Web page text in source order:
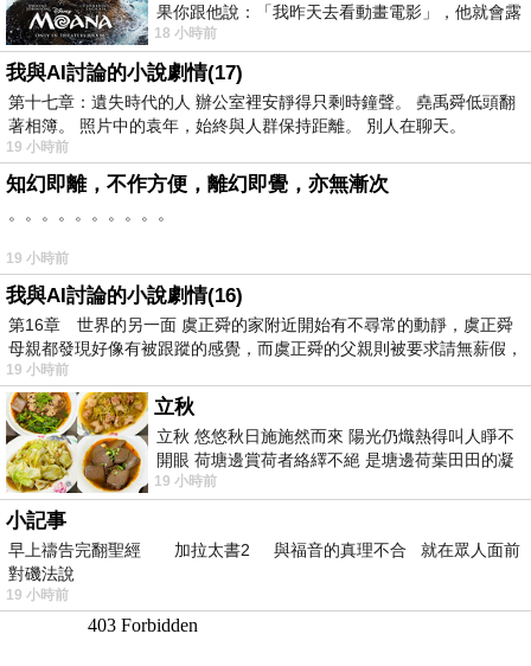
果你跟他說：「我昨天去看動畫電影」，他就會露
出一種慈祥的微笑，然後問你是不是陪小
18 小時前
我與AI討論的小說劇情(17)
第十七章：遺失時代的人 辦公室裡安靜得只剩時鐘聲。 堯禹舜低頭翻
著相簿。 照片中的袁年，始終與人群保持距離。 別人在聊天。
19 小時前
知幻即離，不作方便，離幻即覺，亦無漸次
。。。。。。。。。。
19 小時前
我與AI討論的小說劇情(16)
第16章 世界的另一面 虞正舜的家附近開始有不尋常的動靜，虞正舜
母親都發現好像有被跟蹤的感覺，而虞正舜的父親則被要求請無薪假，
19 小時前
立秋
立秋 悠悠秋日施施然而來 陽光仍熾熱得叫人睜不
開眼 荷塘邊賞荷者絡繹不絕 是塘邊荷葉田田的凝
望 風中飄逸的是映日荷花別樣紅
19 小時前
小記事
早上禱告完翻聖經 加拉太書2 與福音的真理不合 就在眾人面前
對磯法說
19 小時前